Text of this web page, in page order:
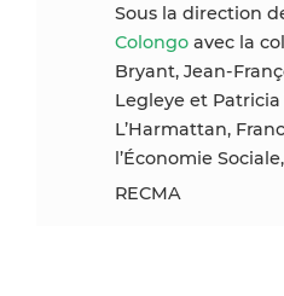
Sous la direction
Colongo avec la
Bryant, Jean-
Legleye et
L’Harmattan,
l’Économie
RECMA